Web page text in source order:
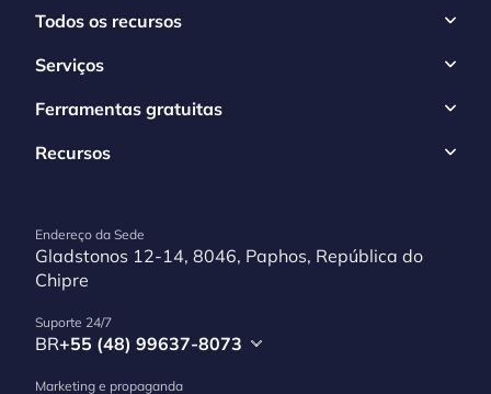
Todos os recursos
Serviços
Ferramentas gratuitas
Recursos
Endereço da Sede
Gladstonos 12-14, 8046, Paphos, República do
Chipre
Suporte 24/7
BR+55 (48) 99637-8073
Marketing e propaganda